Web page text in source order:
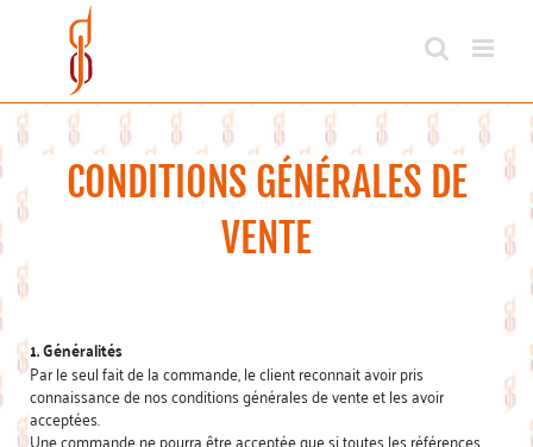
CONDITIONS GÉNÉRALES DE
VENTE
1. Généralités
Par le seul fait de la commande, le client reconnait avoir pris
connaissance de nos conditions générales de vente et les avoir
acceptées.
Une commande ne pourra être acceptée que si toutes les références